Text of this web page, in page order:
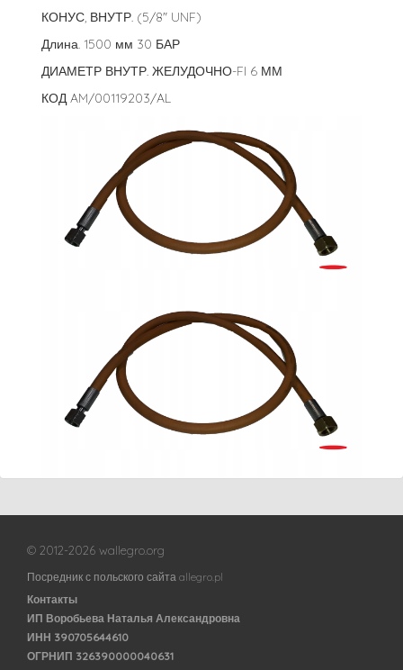
КОНУС, ВНУТР. (5/8" UNF)
Длина. 1500 мм 30 БАР
ДИАМЕТР ВНУТР. ЖЕЛУДОЧНО-FI 6 ММ
КОД AM/00119203/AL
© 2012-2026 wallegro.org
Посредник с польского сайта allegro.pl
Контакты
ИП Воробьева Наталья Александровна
ИНН 390705644610
ОГРНИП 326390000040631